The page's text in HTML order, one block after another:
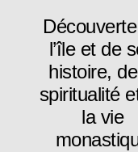
l’île et de
histoire,
spiritualité
la vie